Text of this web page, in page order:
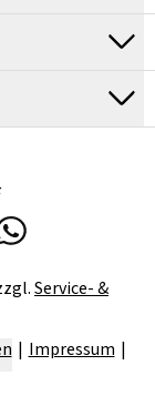
Service- &
Impressum